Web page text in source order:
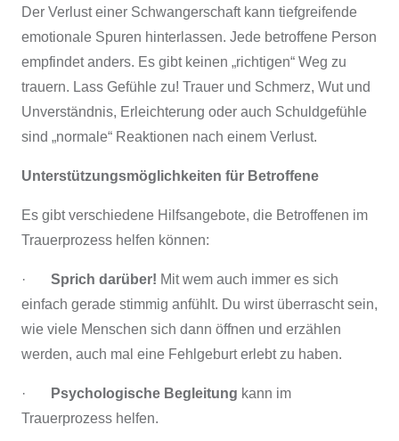
Der Verlust einer Schwangerschaft kann tiefgreifende
emotionale Spuren hinterlassen. Jede betroffene Person
empfindet anders. Es gibt keinen „richtigen“ Weg zu
trauern. Lass Gefühle zu! Trauer und Schmerz, Wut und
Unverständnis, Erleichterung oder auch Schuldgefühle
sind „normale“ Reaktionen nach einem Verlust.
Unterstützungsmöglichkeiten für Betroffene
Es gibt verschiedene Hilfsangebote, die Betroffenen im
Trauerprozess helfen können:
· Sprich darüber! Mit wem auch immer es sich
einfach gerade stimmig anfühlt. Du wirst überrascht sein,
wie viele Menschen sich dann öffnen und erzählen
werden, auch mal eine Fehlgeburt erlebt zu haben.
· Psychologische Begleitung kann im
Trauerprozess helfen.